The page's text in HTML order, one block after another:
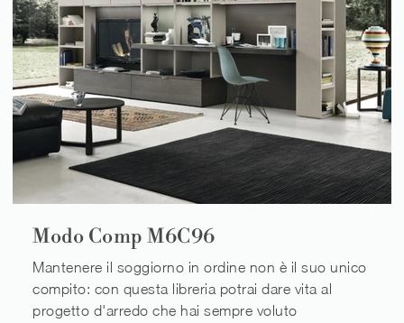
Modo Comp M6C96
Mantenere il soggiorno in ordine non è il suo unico
compito: con questa libreria potrai dare vita al
progetto d'arredo che hai sempre voluto